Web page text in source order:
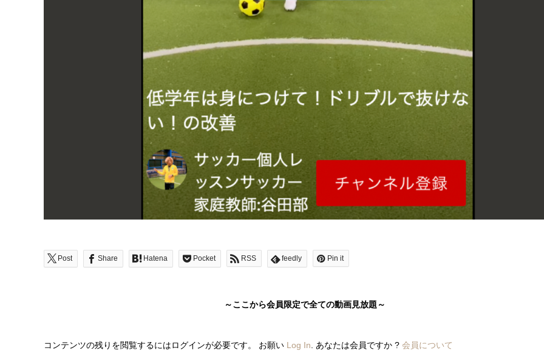
Post Share Hatena Pocket RSS feedly Pin it
～ここから会員限定で全ての動画見放題～
コンテンツの残りを閲覧するにはログインが必要です。 お願い Log In . あなたは会員ですか ? 会員について